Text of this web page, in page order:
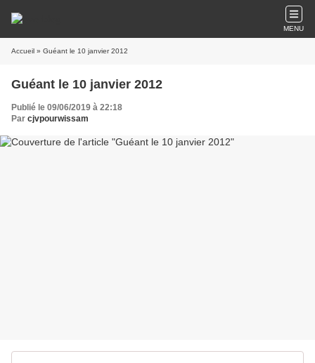
MENU
Accueil » Guéant le 10 janvier 2012
Guéant le 10 janvier 2012
Publié le 09/06/2019 à 22:18
Par cjvpourwissam